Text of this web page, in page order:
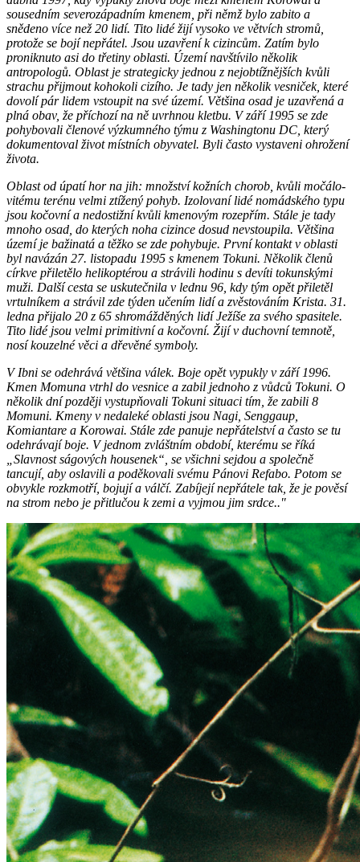
sousedním severozápadním kmenem, při němž bylo zabito a
snědeno více než 20 lidí. Tito lidé žijí vysoko ve větvích stromů,
protože se bojí nepřátel. Jsou uzavření k cizincům. Zatím bylo
proniknuto asi do třetiny oblasti. Území navštívilo několik
antropologů. Oblast je strategicky jednou z nejobtížnějších kvůli
strachu přijmout kohokoli cizího. Je tady jen několik vesniček, které
dovolí pár lidem vstoupit na své území. Většina osad je uzavřená a
plná obav, že příchozí na ně uvrhnou kletbu. V září 1995 se zde
pohybovali členové výzkumného týmu z Washingtonu DC, který
dokumentoval život místních obyvatel. Byli často vystaveni ohrožení
života.
Oblast od úpatí hor na jih: množství kožních chorob, kvůli močálo-
vitému terénu velmi ztížený pohyb. Izolovaní lidé nomádského typu
jsou kočovní a nedostižní kvůli kmenovým rozepřím. Stále je tady
mnoho osad, do kterých noha cizince dosud nevstoupila. Většina
území je bažinatá a těžko se zde pohybuje. První kontakt v oblasti
byl navázán 27. listopadu 1995 s kmenem Tokuni. Několik členů
církve přiletělo helikoptérou a strávili hodinu s devíti tokunskými
muži. Další cesta se uskutečnila v lednu 96, kdy tým opět přiletěl
vrtulníkem a strávil zde týden učením lidí a zvěstováním Krista. 31.
ledna přijalo 20 z 65 shromážděných lidí Ježíše za svého spasitele.
Tito lidé jsou velmi primitivní a kočovní. Žijí v duchovní temnotě,
nosí kouzelné věci a dřevěné symboly.
V Ibni se odehrává většina válek. Boje opět vypukly v září 1996.
Kmen Momuna vtrhl do vesnice a zabil jednoho z vůdců Tokuni. O
několik dní později vystupňovali Tokuni situaci tím, že zabili 8
Momuni. Kmeny v nedaleké oblasti jsou Nagi, Senggaup,
Komiantare a Korowai. Stále zde panuje nepřátelství a často se tu
odehrávají boje. V jednom zvláštním období, kterému se říká
„Slavnost ságových housenek“, se všichni sejdou a společně
tancují, aby oslavili a poděkovali svému Pánovi Refabo. Potom se
obvykle rozkmotří, bojují a válčí. Zabíjejí nepřátele tak, že je pověsí
na strom nebo je přitlučou k zemi a vyjmou jim srdce.."